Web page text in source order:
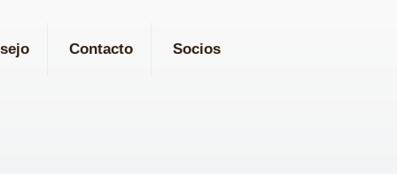
Contacto Socios